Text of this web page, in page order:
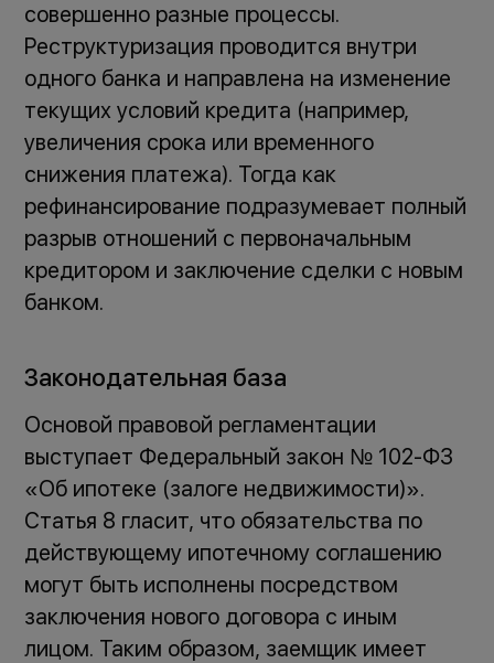
совершенно разные процессы.
Реструктуризация проводится внутри
одного банка и направлена на изменение
текущих условий кредита (например,
увеличения срока или временного
снижения платежа). Тогда как
рефинансирование подразумевает полный
разрыв отношений с первоначальным
кредитором и заключение сделки с новым
банком.
Законодательная база
Основой правовой регламентации
выступает Федеральный закон № 102-ФЗ
«Об ипотеке (залоге недвижимости)».
Статья 8 гласит, что обязательства по
действующему ипотечному соглашению
могут быть исполнены посредством
заключения нового договора с иным
лицом. Таким образом, заемщик имеет